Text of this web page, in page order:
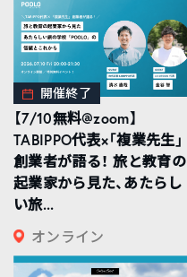
開催終了
【7/10無料@zoom】
TABIPPO代表×「複業先生」
創業者が語る！ 旅と教育の
起業家から見た、あたらし
い旅...
オンライン